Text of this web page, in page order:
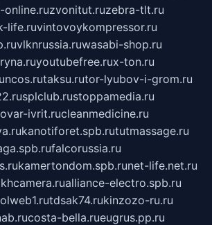
online.ruzvonitut.ruzebra-tlt.ru
life.ruvintovoykompressor.ru
vlknrussia.ruwasabi-shop.ru
youtubefree.rux-ton.ru
taksu.rutor-lyubov-i-grom.ru
splclub.rustoppamedia.ru
ivrit.rucleanmedicine.ru
kanotiforet.spb.rututmassage.ru
falcorussia.ru
kamertondom.spb.runet-life.net.ru
alliance-electro.spb.ru
tdsak74.rukinzozo-ru.ru
costa-bella.rueugrus.pp.ru